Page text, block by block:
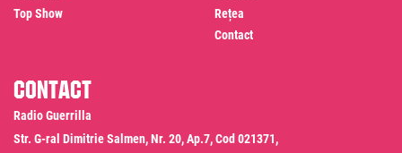
Top Show
Rețea
Contact
Contact
Radio Guerrilla
Str. G-ral Dimitrie Salmen, Nr. 20, Ap.7, Cod 021371,